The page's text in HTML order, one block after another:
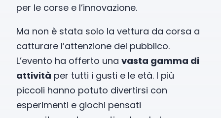
per le corse e l’innovazione.
Ma non è stata solo la vettura da corsa a
catturare l’attenzione del pubblico.
L’evento ha offerto una vasta gamma di
attività per tutti i gusti e le età. I più
piccoli hanno potuto divertirsi con
esperimenti e giochi pensati